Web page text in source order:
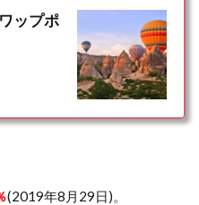
ップポ
(2019年8月29日)。